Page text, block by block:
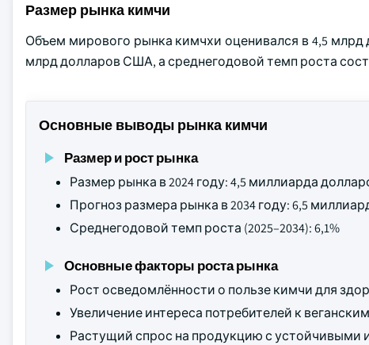
Размер рынка кимчи
Объем мирового рынка кимчхи оценивался в 4,5 млрд
млрд долларов США, а среднегодовой темп роста
Основные выводы рынка кимчи
Размер и рост рынка
Размер рынка в 2024 году: 4,5 миллиарда
Прогноз размера рынка в 2034 году: 6,5
Среднегодовой темп роста (2025–2034): 6,1%
Основные факторы роста рынка
Рост осведомлённости о пользе кимчи для
Увеличение интереса потребителей к
Растущий спрос на продукцию с устойчивыми